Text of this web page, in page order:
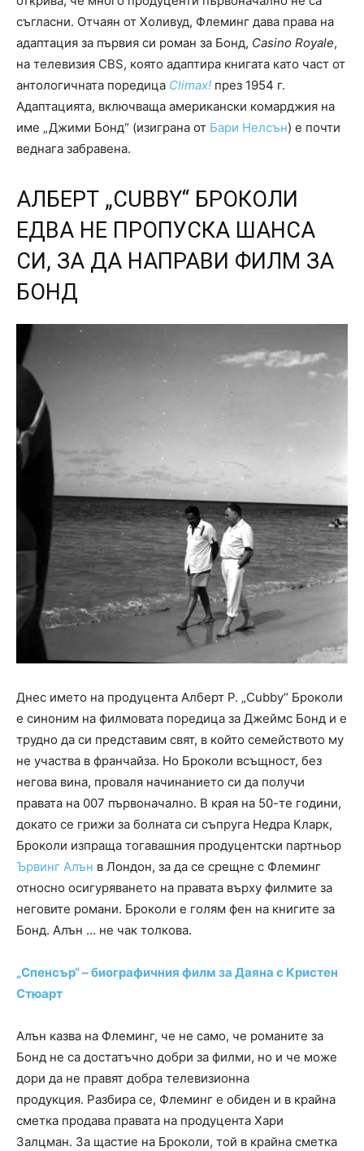
съгласни. Отчаян от Холивуд, Флеминг дава права на
адаптация за първия си роман за Бонд, Casino Royale,
на телевизия CBS, която адаптира книгата като част от
антологичната поредица Climax! през 1954 г.
Адаптацията, включваща американски комарджия на
име „Джими Бонд“ (изиграна от Бари Нелсън) е почти
веднага забравена.
АЛБЕРТ „CUBBY“ БРОКОЛИ
ЕДВА НЕ ПРОПУСКА ШАНСА
СИ, ЗА ДА НАПРАВИ ФИЛМ ЗА
БОНД
Днес името на продуцента Алберт Р. „Cubby“ Броколи
е синоним на филмовата поредица за Джеймс Бонд и е
трудно да си представим свят, в който семейството му
не участва в франчайза. Но Броколи всъщност, без
негова вина, проваля начинанието си да получи
правата на 007 първоначално. В края на 50-те години,
докато се грижи за болната си съпруга Недра Кларк,
Броколи изпраща тогавашния продуцентски партньор
Ървинг Алън в Лондон, за да се срещне с Флеминг
относно осигуряването на правата върху филмите за
неговите романи. Броколи е голям фен на книгите за
Бонд. Алън … не чак толкова.
„Спенсър“ – биографичния филм за Даяна с Кристен
Стюарт
Алън казва на Флеминг, че не само, че романите за
Бонд не са достатъчно добри за филми, но и че може
дори да не правят добра телевизионна
продукция. Разбира се, Флеминг е обиден и в крайна
сметка продава правата на продуцента Хари
Залцман. За щастие на Броколи, той в крайна сметка